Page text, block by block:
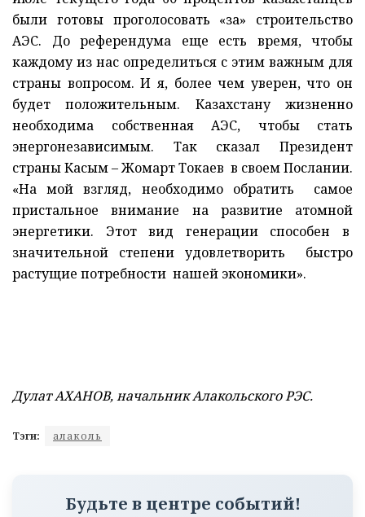
были готовы проголосовать «за» строительство
АЭС. До референдума еще есть время, чтобы
каждому из нас определиться с этим важным для
страны вопросом. И я, более чем уверен, что он
будет положительным. Казахстану жизненно
необходима собственная АЭС, чтобы стать
энергонезависимым. Так сказал Президент
страны Касым – Жомарт Токаев в своем Послании.
«На мой взгляд, необходимо обратить самое
пристальное внимание на развитие атомной
энергетики. Этот вид генерации способен в
значительной степени удовлетворить быстро
растущие потребности нашей экономики».
Дулат АХАНОВ, начальник Алакольского РЭС.
Тэги: алаколь
Будьте в центре событий!